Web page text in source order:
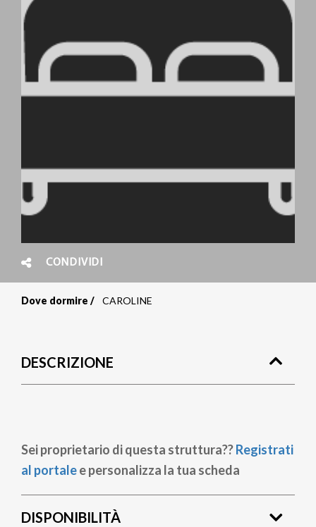
CONDIVIDI
pane
Dove dormire CAROLINE
DESCRIZIONE
Sei proprietario di questa struttura??Registrati
al portalee personalizza la tua scheda
DISPONIBILITÀ